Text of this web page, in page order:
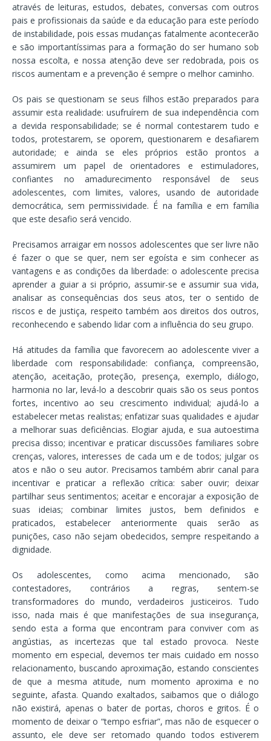
através de leituras, estudos, debates, conversas com outros
pais e profissionais da saúde e da educação para este período
de instabilidade, pois essas mudanças fatalmente acontecerão
e são importantíssimas para a formação do ser humano sob
nossa escolta, e nossa atenção deve ser redobrada, pois os
riscos aumentam e a prevenção é sempre o melhor caminho.
Os pais se questionam se seus filhos estão preparados para
assumir esta realidade: usufruírem de sua independência com
a devida responsabilidade; se é normal contestarem tudo e
todos, protestarem, se oporem, questionarem e desafiarem
autoridade; e ainda se eles próprios estão prontos a
assumirem um papel de orientadores e estimuladores,
confiantes no amadurecimento responsável de seus
adolescentes, com limites, valores, usando de autoridade
democrática, sem permissividade. É na família e em família
que este desafio será vencido.
Precisamos arraigar em nossos adolescentes que ser livre não
é fazer o que se quer, nem ser egoísta e sim conhecer as
vantagens e as condições da liberdade: o adolescente precisa
aprender a guiar a si próprio, assumir-se e assumir sua vida,
analisar as consequências dos seus atos, ter o sentido de
riscos e de justiça, respeito também aos direitos dos outros,
reconhecendo e sabendo lidar com a influência do seu grupo.
Há atitudes da família que favorecem ao adolescente viver a
liberdade com responsabilidade: confiança, compreensão,
atenção, aceitação, proteção, presença, exemplo, diálogo,
harmonia no lar, levá-lo a descobrir quais são os seus pontos
fortes, incentivo ao seu crescimento individual; ajudá-lo a
estabelecer metas realistas; enfatizar suas qualidades e ajudar
a melhorar suas deficiências. Elogiar ajuda, e sua autoestima
precisa disso; incentivar e praticar discussões familiares sobre
crenças, valores, interesses de cada um e de todos; julgar os
atos e não o seu autor. Precisamos também abrir canal para
incentivar e praticar a reflexão crítica: saber ouvir; deixar
partilhar seus sentimentos; aceitar e encorajar a exposição de
suas ideias; combinar limites justos, bem definidos e
praticados, estabelecer anteriormente quais serão as
punições, caso não sejam obedecidos, sempre respeitando a
dignidade.
Os adolescentes, como acima mencionado, são
contestadores, contrários a regras, sentem-se
transformadores do mundo, verdadeiros justiceiros. Tudo
isso, nada mais é que manifestações de sua insegurança,
sendo esta a forma que encontram para conviver com as
angústias, as incertezas que tal estado provoca. Neste
momento em especial, devemos ter mais cuidado em nosso
relacionamento, buscando aproximação, estando conscientes
de que a mesma atitude, num momento aproxima e no
seguinte, afasta. Quando exaltados, saibamos que o diálogo
não existirá, apenas o bater de portas, choros e gritos. É o
momento de deixar o “tempo esfriar”, mas não de esquecer o
assunto, ele deve ser retomado quando todos estiverem